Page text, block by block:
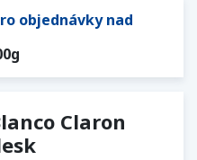
objednávky nad
Claron